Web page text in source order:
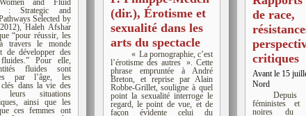
and Fluid
: Strategic and
Selected by
Haleh Afshar
“pour réussir, les
travers le monde
de développer des
Pour elle,
fluides sont
par l’âge, les
clés dans la vie des
leurs situations
ainsi que les
ces femmes ont
(dir.), Érotisme et
sexualité dans les
arts du spectacle
« La pornographie, c’est
l’érotisme des autres ». Cette
phrase empruntée à André
Breton, et reprise par Alain
Robbe-Grillet, souligne à quel
point la sexualité interroge le
regard, le point de vue, et de
façon évidente celui du
de race,
critiques
Avant le 15
Nord
Depuis
féministes et
noires du